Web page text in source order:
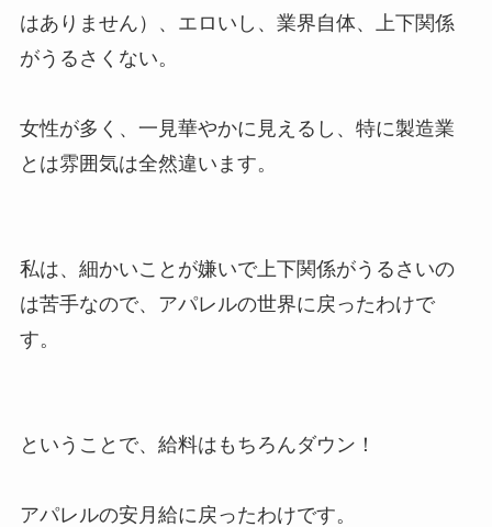
はありません）、エロいし、業界自体、上下関係
がうるさくない。
女性が多く、一見華やかに見えるし、特に製造業
とは雰囲気は全然違います。
私は、細かいことが嫌いで上下関係がうるさいの
は苦手なので、アパレルの世界に戻ったわけで
す。
ということで、給料はもちろんダウン！
アパレルの安月給に戻ったわけです。